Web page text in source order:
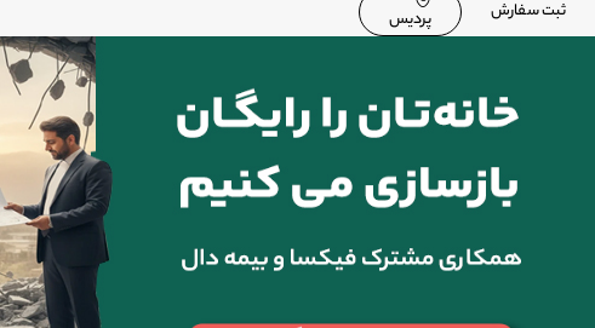
ثبت سفارش پردیس